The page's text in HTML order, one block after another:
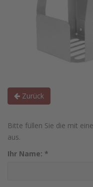
Zurück
Bitte füllen Sie die mit
aus.
Ihr Name: *